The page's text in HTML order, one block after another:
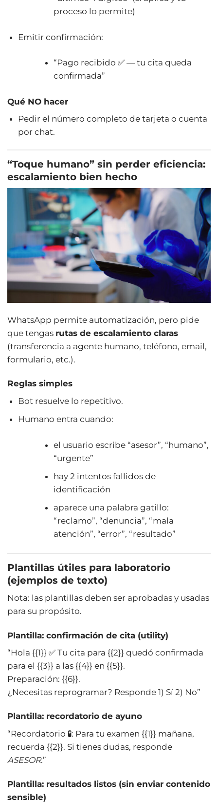
proceso lo permite)
Emitir confirmación:
“Pago recibido ✅ — tu cita queda
confirmada”
Qué NO hacer
Pedir el número completo de tarjeta o cuenta
por chat.
“Toque humano” sin perder eficiencia:
escalamiento bien hecho
WhatsApp permite automatización, pero pide
que tengas rutas de escalamiento claras
(transferencia a agente humano, teléfono, email,
formulario, etc.).
Reglas simples
Bot resuelve lo repetitivo.
Humano entra cuando:
el usuario escribe “asesor”, “humano”,
“urgente”
hay 2 intentos fallidos de
identificación
aparece una palabra gatillo:
“reclamo”, “denuncia”, “mala
atención”, “error”, “resultado”
Plantillas útiles para laboratorio
(ejemplos de texto)
Nota: las plantillas deben ser aprobadas y usadas
para su propósito.
Plantilla: confirmación de cita (utility)
“Hola {{1}} ✅ Tu cita para {{2}} quedó confirmada
para el {{3}} a las {{4}} en {{5}}.
Preparación: {{6}}.
¿Necesitas reprogramar? Responde 1) Sí 2) No”
Plantilla: recordatorio de ayuno
“Recordatorio 🧪: Para tu examen {{1}} mañana,
recuerda {{2}}. Si tienes dudas, responde
ASESOR.”
Plantilla: resultados listos (sin enviar contenido
sensible)